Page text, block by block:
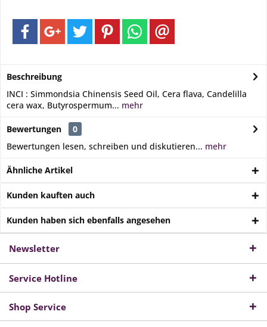
Beschreibung
INCI : Simmondsia Chinensis Seed Oil, Cera flava, Candelilla
cera wax, Butyrospermum... mehr
Bewertungen
0
Bewertungen lesen, schreiben und diskutieren... mehr
Ähnliche Artikel
Kunden kauften auch
Kunden haben sich ebenfalls angesehen
Newsletter
Service Hotline
Shop Service